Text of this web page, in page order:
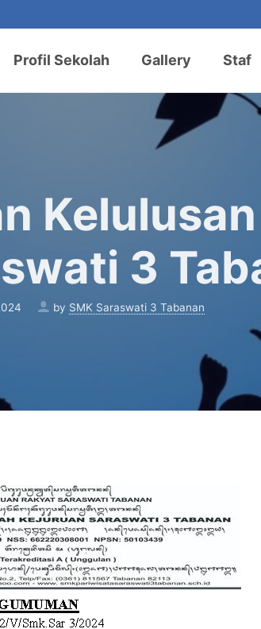
Profil Sekolah Gallery Staf
3
by SMK Saraswati 3 Tabanan